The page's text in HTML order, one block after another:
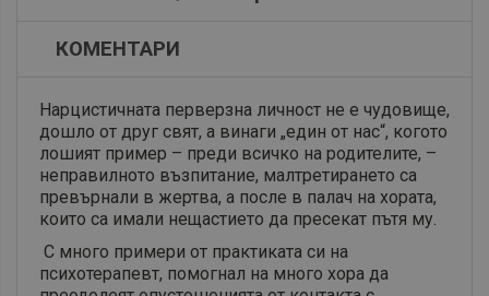
КОМЕНТАРИ
Нарцистичната перверзна личност не е чудовище,
дошло от друг свят, а винаги „един от нас“, когото
лошият пример – преди всичко на родителите, –
неправилното възпитание, малтретирането са
превърнали в жертва, а после в палач на хората,
които са имали нещастието да пресекат пътя му.
С много примери от практиката си на
психотерапевт, помогнал на много хора да